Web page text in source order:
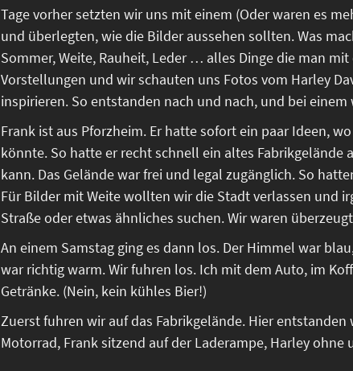
Tage vorher setzten wir uns mit einem (Oder waren es
und überlegten, wie die Bilder aussehen sollten. Was
Sommer, Weite, Rauheit, Leder … alles Dinge die man
Vorstellungen und wir schauten uns Fotos vom Harley
inspirieren. So entstanden nach und nach, und bei
Frank ist aus Pforzheim. Er hatte sofort ein paar Ideen,
könnte. So hatte er recht schnell ein altes Fabrikgelände
kann. Das Gelände war frei und legal zugänglich. So
Für Bilder mit Weite wollten wir die Stadt verlassen und
Straße oder etwas ähnliches suchen. Wir waren
An einem Samstag ging es dann los. Der Himmel war
war richtig warm. Wir fuhren los. Ich mit dem Auto, im
Getränke. (Nein, kein kühles Bier!)
Zuerst fuhren wir auf das Fabrikgelände. Hier
Motorrad, Frank sitzend auf der Laderampe, Harley ohne